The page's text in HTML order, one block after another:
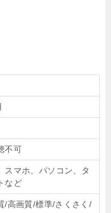
不可
スマホ、パソコン、タ
など
/高画質/標準/さくさく/